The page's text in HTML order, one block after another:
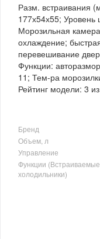
Разм. встраивания
177х54х55;
Морозильная
охлаждение;
перевешивание
Функции:
11; Тем-ра
Рейтинг модели: 3 из
Бренд
Объем, л
Управление
Функции (Встраиваемые
холодильники)